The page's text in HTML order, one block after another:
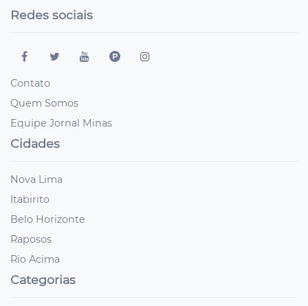
Redes sociais
Contato
Quem Somos
Equipe Jornal Minas
Cidades
Nova Lima
Itabirito
Belo Horizonte
Raposos
Rio Acima
Categorias